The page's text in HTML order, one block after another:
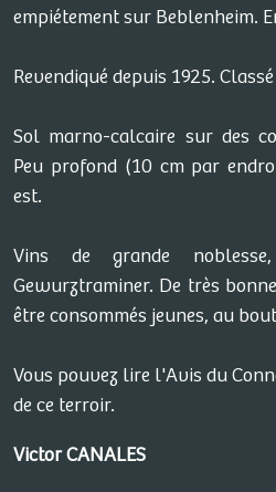
empiétement sur Beblenheim.
Revendiqué depuis 1925.
Sol marno-calcaire sur des
Peu profond (10 cm par
est.
Vins de grande
Gewurztraminer. De très
être consommés jeunes, au
Vous pouvez lire l'Avis du
de ce terroir.
Victor CANALES